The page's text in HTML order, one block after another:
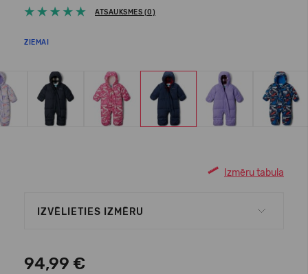
ATSAUKSMES (0)
ZIEMAI
Izmēru tabula
IZVĒLIETIES IZMĒRU
94,99 €